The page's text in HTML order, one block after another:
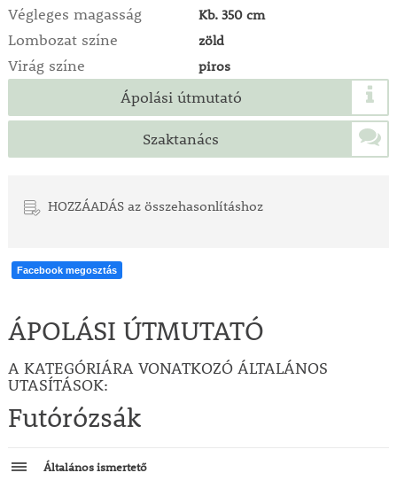
Végleges magasság Kb. 350 cm
Lombozat színe zöld
Virág színe piros
Ápolási útmutató
Szaktanács
HOZZÁADÁS az összehasonlításhoz
Facebook megosztás
ÁPOLÁSI ÚTMUTATÓ
A KATEGÓRIÁRA VONATKOZÓ ÁLTALÁNOS
UTASÍTÁSOK:
Futórózsák
Általános ismertető